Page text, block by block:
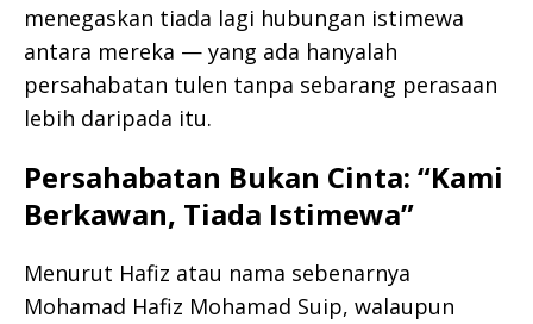
menegaskan tiada lagi hubungan istimewa
antara mereka — yang ada hanyalah
persahabatan tulen tanpa sebarang perasaan
lebih daripada itu.
Persahabatan Bukan Cinta: “Kami
Berkawan, Tiada Istimewa”
Menurut Hafiz atau nama sebenarnya
Mohamad Hafiz Mohamad Suip, walaupun